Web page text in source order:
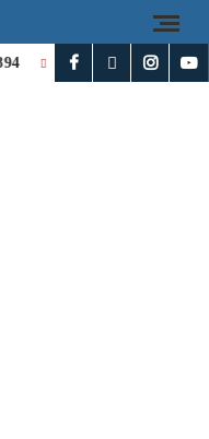
Milei cataloga de